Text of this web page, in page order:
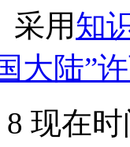
采用知
大陆”
现在